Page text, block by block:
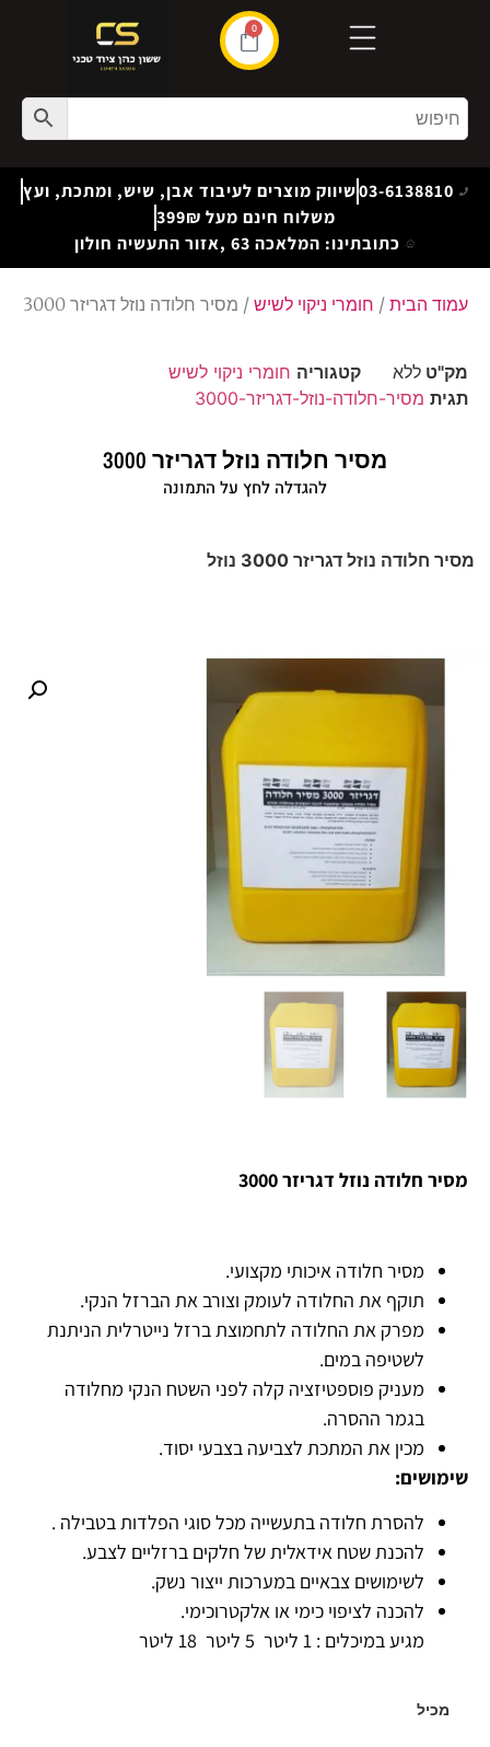
0
03-6138810שיווק מוצרים לעיבוד אבן, שיש, ומתכת, ועץ
משלוח חינם מעל 399₪
כתובתינו: המלאכה 63 ,אזור התעשיה חולון
עמוד הבית / חומרי ניקוי לשיש / מסיר חלודה נוזל דגריזר 3000
מק"ט ללא קטגוריה חומרי ניקוי לשיש
תגית מסיר-חלודה-נוזל-דגריזר-3000
מסיר חלודה נוזל דגריזר 3000
להגדלה לחץ על התמונה
מסיר חלודה נוזל דגריזר 3000 נוזל
מסיר חלודה נוזל דגריזר 3000
מסיר חלודה איכותי מקצועי.
תוקף את החלודה לעומק וצורב את הברזל הנקי.
מפרק את החלודה לתחמוצת ברזל נייטרלית הניתנת
לשטיפה במים.
מעניק פוספטיזציה קלה לפני השטח הנקי מחלודה
בגמר ההסרה.
מכין את המתכת לצביעה בצבעי יסוד.
שימושים:
להסרת חלודה בתעשייה מכל סוגי הפלדות בטבילה .
להכנת שטח אידאלית של חלקים ברזליים לצבע.
לשימושים צבאיים במערכות ייצור נשק.
להכנה לציפוי כימי או אלקטרוכימי.
מגיע במיכלים : 1 ליטר 5 ליטר 18 ליטר
מכיל